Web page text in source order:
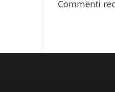
Commenti